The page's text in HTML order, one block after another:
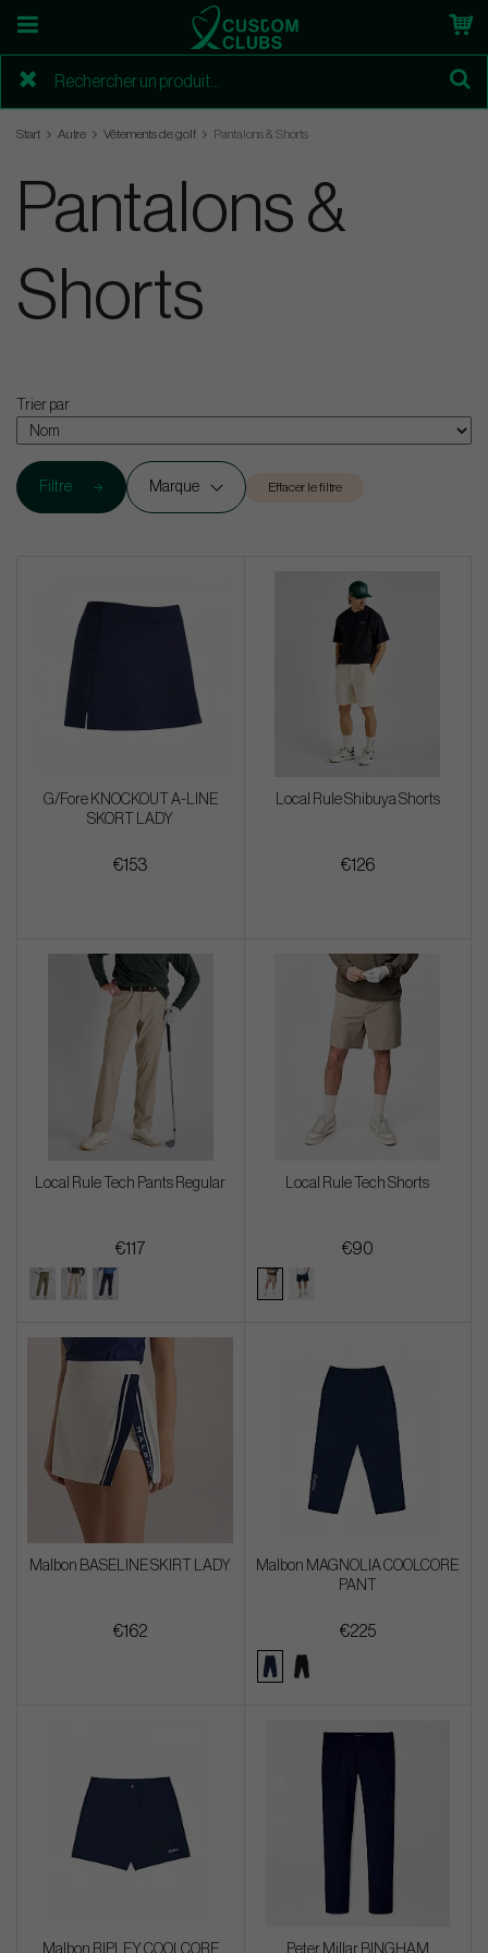
Start Autre Vêtements de golf Pantalons & Shorts
Pantalons &
Shorts
Trier par
Filtre Marque Effacer le filtre
G/Fore KNOCKOUT A-LINE
SKORT LADY
€153
Local Rule Shibuya Shorts
€126
Local Rule Tech Pants Regular
€117
Local Rule Tech Shorts
€90
Malbon BASELINE SKIRT LADY
€162
Malbon MAGNOLIA COOLCORE
PANT
€225
Malbon RIPLEY COOLCORE Peter Millar BINGHAM